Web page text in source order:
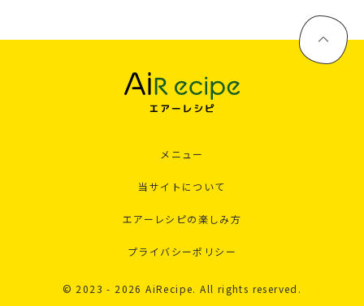
メニュー
当サイトについて
エアーレシピの楽しみ方
プライバシーポリシー
© 2023 - 2026 AiRecipe. All rights reserved.